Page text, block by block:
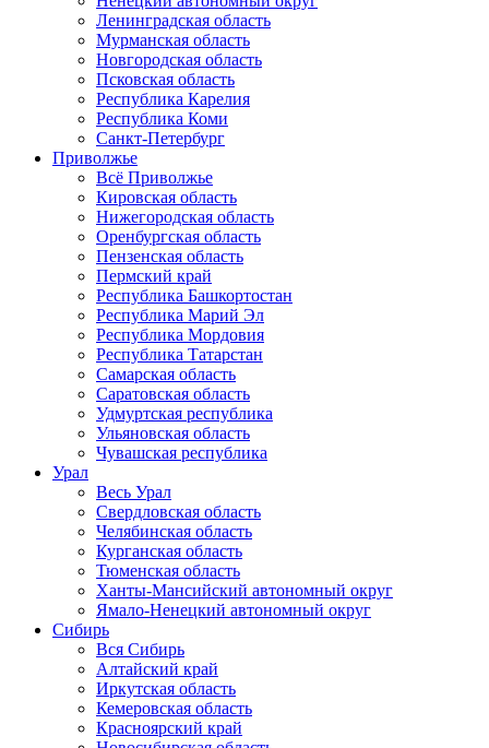
Ленинградская область
Мурманская область
Новгородская область
Псковская область
Республика Карелия
Республика Коми
Санкт-Петербург
Приволжье
Всё Приволжье
Кировская область
Нижегородская область
Оренбургская область
Пензенская область
Пермский край
Республика Башкортостан
Республика Марий Эл
Республика Мордовия
Республика Татарстан
Самарская область
Саратовская область
Удмуртская республика
Ульяновская область
Чувашская республика
Урал
Весь Урал
Свердловская область
Челябинская область
Курганская область
Тюменская область
Ханты-Мансийский автономный округ
Ямало-Ненецкий автономный округ
Сибирь
Вся Сибирь
Алтайский край
Иркутская область
Кемеровская область
Красноярский край